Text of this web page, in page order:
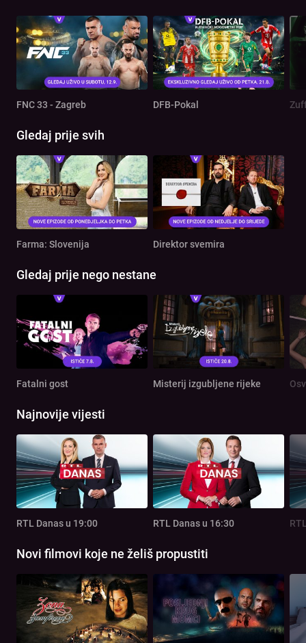
FNC 33 - Zagreb DFB-Pokal
Gledaj prije svih
Farma: Slovenija Direktor svemira
Gledaj prije nego nestane
Fatalni gost Misterij izgubljene rijeke
Najnovije vijesti
RTL Danas u 19:00 RTL Danas u 16:30
Novi filmovi koje ne želiš propustiti